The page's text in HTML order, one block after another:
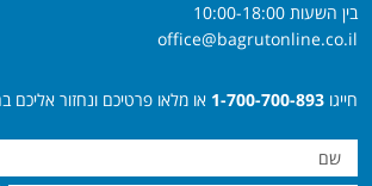
בין השעות 10:00-18:00
office@bagrutonline.co.il
חייגו 1-700-700-893 או מלאו פרטיכם ונחזור אליכם